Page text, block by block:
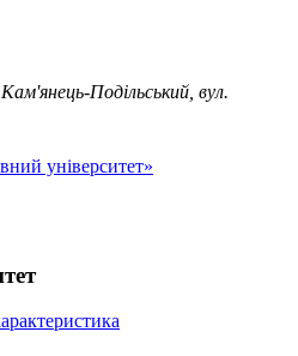
Подільський, вул.